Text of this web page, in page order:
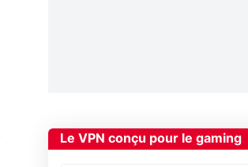
Le VPN conçu pour le gaming